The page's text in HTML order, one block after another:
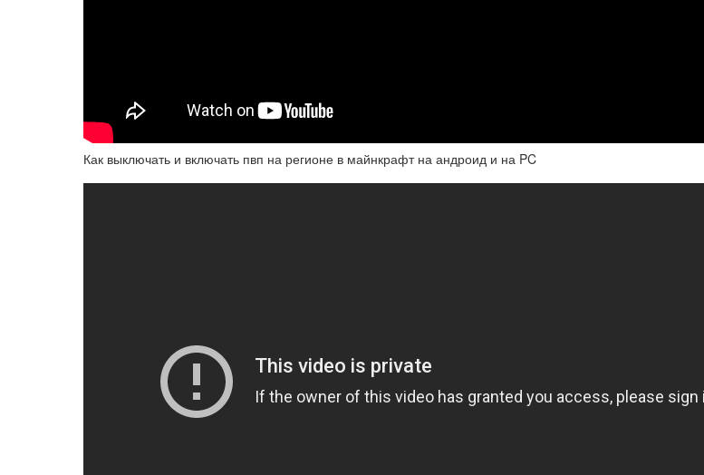
Как выключать и включать пвп на регионе в майнкрафт на андроид и на PC